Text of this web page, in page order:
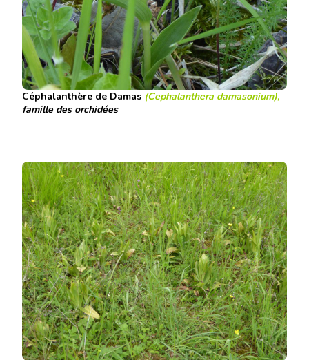
Céphalanthère de Damas (Cephalanthera damasonium),
famille des orchidées